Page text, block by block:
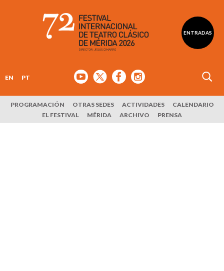
ENTRADAS
EN PT
PROGRAMACIÓN OTRAS SEDES ACTIVIDADES
CALENDARIO
EL FESTIVAL
MÉRIDA ARCHIVO PRENSA